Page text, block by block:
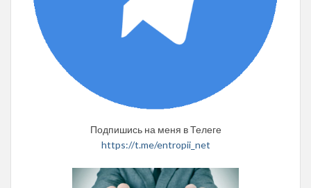
Подпишись на меня в Телеге
https://t.me/entropii_net